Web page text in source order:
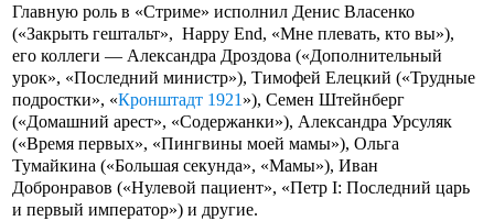
Главную роль в «Стриме» исполнил Денис Власенко
(«Закрыть гештальт», Happy End, «Мне плевать, кто вы»),
его коллеги — Александра Дроздова («Дополнительный
урок», «Последний министр»), Тимофей Елецкий («Трудные
подростки», «Кронштадт 1921 »), Семен Штейнберг
(«Домашний арест», «Содержанки»), Александра Урсуляк
(«Время первых», «Пингвины моей мамы»), Ольга
Тумайкина («Большая секунда», «Мамы»), Иван
Добронравов («Нулевой пациент», «Петр I: Последний царь
и первый император») и другие.